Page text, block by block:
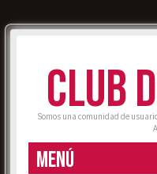
CLUB
Somos una comunidad de
MENÚ